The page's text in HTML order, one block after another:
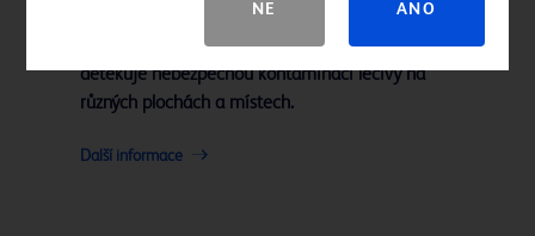
HD Check rychle a spolehlivě
detekuje nebezpečnou kontaminaci léčivy na
různých plochách a místech.
Další informace
NE ANO